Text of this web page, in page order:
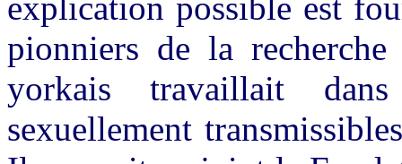
pionniers de la
yorkais travaillait
sexuellement